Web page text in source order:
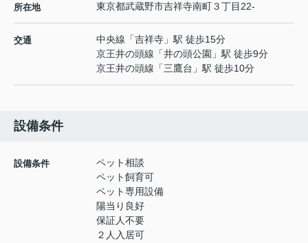
所在地 東京都武蔵野市吉祥寺南町３丁目22-
交通 中央線 「吉祥寺 」駅 徒歩15分
京王井の頭線 「井の頭公園 」駅 徒歩9分
京王井の頭線 「三鷹台 」駅 徒歩10分
設備条件
設備条件
ペット相談
ペット飼育可
ペット専用設備
陽当り良好
保証人不要
２人入居可